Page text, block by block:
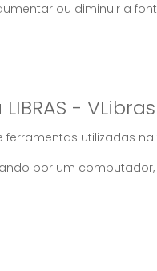
ou diminuir a
- VLibras
ferramentas utilizadas
por um